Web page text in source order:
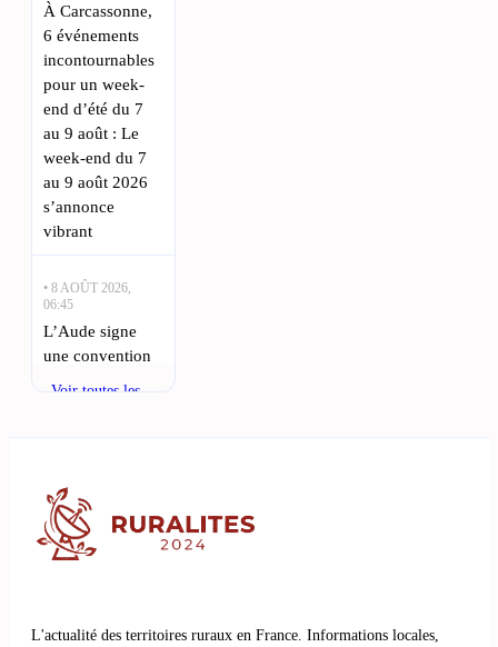
À Carcassonne,
6 événements
incontournables
pour un week-
end d’été du 7
au 9 août : Le
week-end du 7
au 9 août 2026
s’annonce
vibrant
• 8 AOÛT 2026,
06:45
L’Aude signe
une convention
matière de
gestion forestière
Incendies
Voir toutes les
L'actualité des territoires ruraux en France. Informations locales,